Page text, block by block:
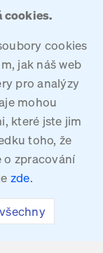
cookies.
cookies
jak náš web
pro analýzy
mohou
které jste jim
toho, že
o zpracování
zde.